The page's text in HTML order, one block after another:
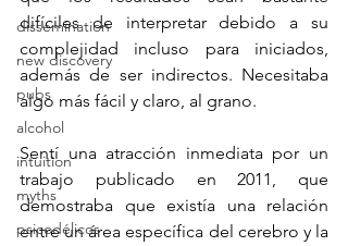
dissemination
new discovery
pubs
alcohol
intuition
myths
psicodélicos
difíciles de interpretar debido a su
complejidad incluso para iniciados,
además de ser indirectos. Necesitaba
algo más fácil y claro, al grano.
Sentí una atracción inmediata por un
trabajo publicado en 2011, que
demostraba que existía una relación
entre un área específica del cerebro y la